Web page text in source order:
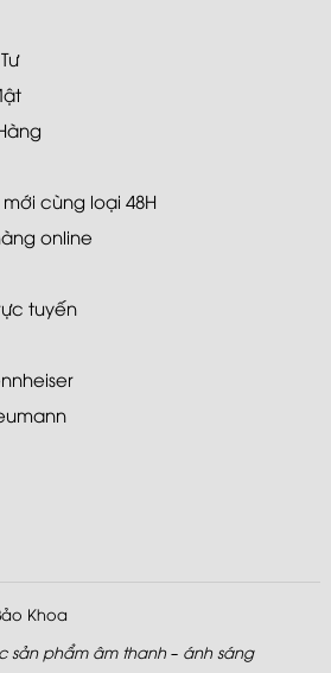
cùng loại 48H
online
tuyến
Khoa
sản phẩm âm thanh – ánh sáng